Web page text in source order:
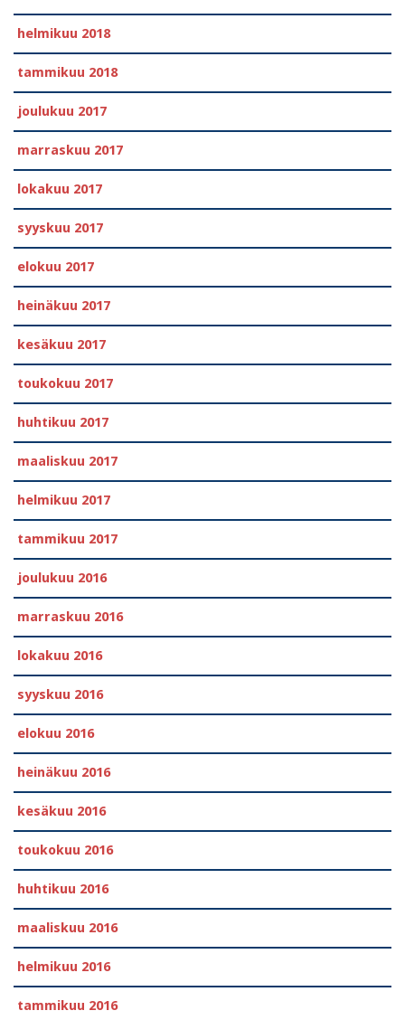
helmikuu 2018
tammikuu 2018
joulukuu 2017
marraskuu 2017
lokakuu 2017
syyskuu 2017
elokuu 2017
heinäkuu 2017
kesäkuu 2017
toukokuu 2017
huhtikuu 2017
maaliskuu 2017
helmikuu 2017
tammikuu 2017
joulukuu 2016
marraskuu 2016
lokakuu 2016
syyskuu 2016
elokuu 2016
heinäkuu 2016
kesäkuu 2016
toukokuu 2016
huhtikuu 2016
maaliskuu 2016
helmikuu 2016
tammikuu 2016